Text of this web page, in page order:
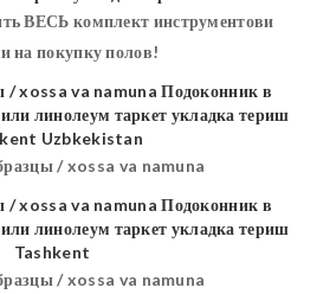
ВЕСЬ комплект инструментови
на покупку полов!
/ xossa va namuna
/ xossa va namuna